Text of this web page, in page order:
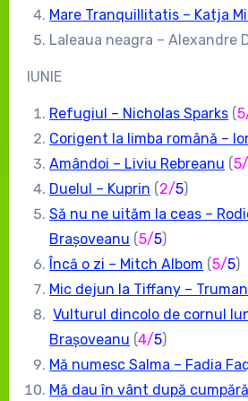
Mare Tranquillitatis – Katja
Laleaua neagra – Alexandre
IUNIE
Refugiul – Nicholas Sparks (5
Corigent la limba română –
Amândoi – Liviu Rebreanu (5
Duelul – Kuprin (2/5)
Să nu ne uităm la ceas –
Brașoveanu (5/5)
Încă o zi – Mitch Albom (5/5)
Mic dejun la Tiffany –
Vulturul dincolo de cornul
Brașoveanu (4/5)
Mă numesc Salma – Fadia
Mă dau în vânt după